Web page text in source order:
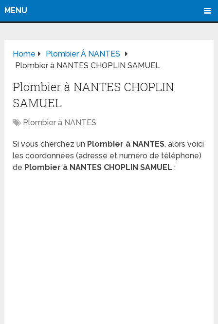
MENU
Home
Plombier À NANTES
Plombier à NANTES CHOPLIN SAMUEL
Plombier à NANTES CHOPLIN
SAMUEL
Plombier à NANTES
Si vous cherchez un Plombier à NANTES, alors voici
les coordonnées (adresse et numéro de téléphone)
de Plombier à NANTES CHOPLIN SAMUEL: